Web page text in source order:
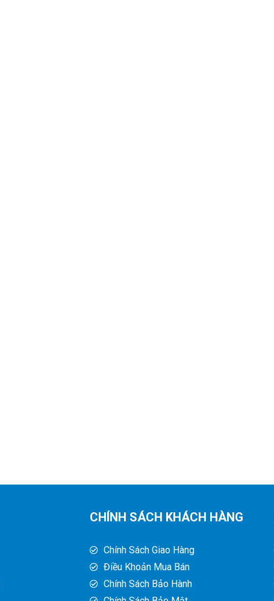
CHÍNH SÁCH KHÁCH HÀNG
Chính Sách Giao Hàng
Điều Khoản Mua Bán
Chính Sách Bảo Hành